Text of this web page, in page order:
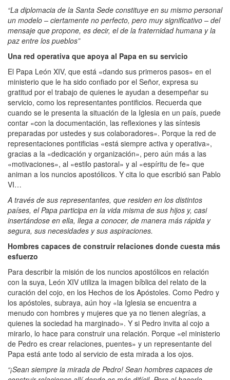
“La diplomacia de la Santa Sede constituye en su mismo personal
un modelo – ciertamente no perfecto, pero muy significativo – del
mensaje que propone, es decir, el de la fraternidad humana y la
paz entre los pueblos”
Una red operativa que apoya al Papa en su servicio
El Papa León XIV, que está «dando sus primeros pasos» en el
ministerio que le ha sido confiado por el Señor, expresa su
gratitud por el trabajo de quienes le ayudan a desempeñar su
servicio, como los representantes pontificios. Recuerda que
cuando se le presenta la situación de la Iglesia en un país, puede
contar «con la documentación, las reflexiones y las síntesis
preparadas por ustedes y sus colaboradores». Porque la red de
representaciones pontificias «está siempre activa y operativa»,
gracias a la «dedicación y organización», pero aún más a las
«motivaciones», al «estilo pastoral» y al «espíritu de fe» que
animan a los nuncios apostólicos. Y cita lo que escribió san Pablo
VI…
A través de sus representantes, que residen en los distintos
países, el Papa participa en la vida misma de sus hijos y, casi
insertándose en ella, llega a conocer, de manera más rápida y
segura, sus necesidades y sus aspiraciones.
Hombres capaces de construir relaciones donde cuesta más
esfuerzo
Para describir la misión de los nuncios apostólicos en relación
con la suya, León XIV utiliza la imagen bíblica del relato de la
curación del cojo, en los Hechos de los Apóstoles. Como Pedro y
los apóstoles, subraya, aún hoy «la Iglesia se encuentra a
menudo con hombres y mujeres que ya no tienen alegrías, a
quienes la sociedad ha marginado». Y si Pedro invita al cojo a
mirarlo, lo hace para construir una relación. Porque «el ministerio
de Pedro es crear relaciones, puentes» y un representante del
Papa está ante todo al servicio de esta mirada a los ojos.
“¡Sean siempre la mirada de Pedro! Sean hombres capaces de